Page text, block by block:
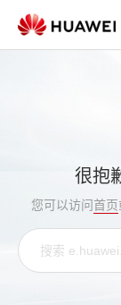
很抱
您可以访问首页